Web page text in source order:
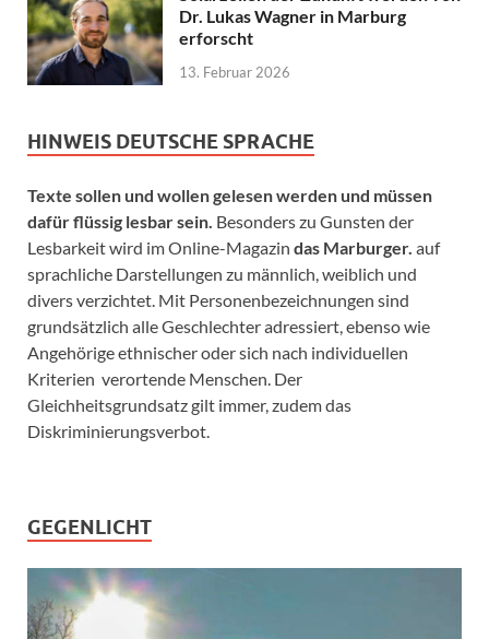
Dr. Lukas Wagner in Marburg
erforscht
13. Februar 2026
HINWEIS DEUTSCHE SPRACHE
Texte sollen und wollen gelesen werden und müssen
dafür flüssig lesbar sein. Besonders zu Gunsten der
Lesbarkeit wird im Online-Magazin das Marburger. auf
sprachliche Darstellungen zu männlich, weiblich und
divers verzichtet. Mit Personenbezeichnungen sind
grundsätzlich alle Geschlechter adressiert, ebenso wie
Angehörige ethnischer oder sich nach individuellen
Kriterien verortende Menschen. Der
Gleichheitsgrundsatz gilt immer, zudem das
Diskriminierungsverbot.
GEGENLICHT